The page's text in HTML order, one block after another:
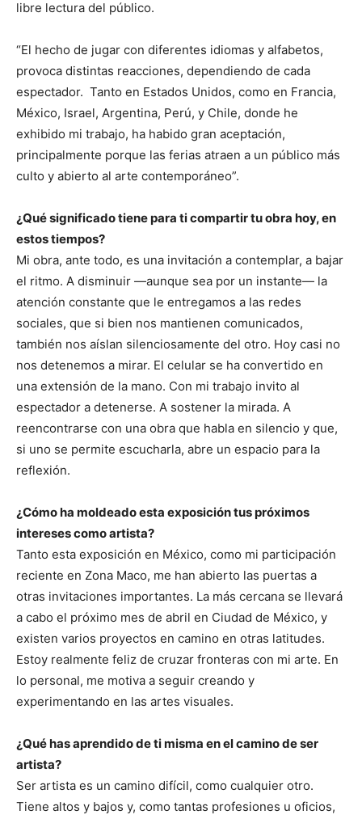
libre lectura del público.
“El hecho de jugar con diferentes idiomas y alfabetos,
provoca distintas reacciones, dependiendo de cada
espectador. Tanto en Estados Unidos, como en Francia,
México, Israel, Argentina, Perú, y Chile, donde he
exhibido mi trabajo, ha habido gran aceptación,
principalmente porque las ferias atraen a un público más
culto y abierto al arte contemporáneo”.
¿Qué significado tiene para ti compartir tu obra hoy, en
estos tiempos?
Mi obra, ante todo, es una invitación a contemplar, a bajar
el ritmo. A disminuir —aunque sea por un instante— la
atención constante que le entregamos a las redes
sociales, que si bien nos mantienen comunicados,
también nos aíslan silenciosamente del otro. Hoy casi no
nos detenemos a mirar. El celular se ha convertido en
una extensión de la mano. Con mi trabajo invito al
espectador a detenerse. A sostener la mirada. A
reencontrarse con una obra que habla en silencio y que,
si uno se permite escucharla, abre un espacio para la
reflexión.
¿Cómo ha moldeado esta exposición tus próximos
intereses como artista?
Tanto esta exposición en México, como mi participación
reciente en Zona Maco, me han abierto las puertas a
otras invitaciones importantes. La más cercana se llevará
a cabo el próximo mes de abril en Ciudad de México, y
existen varios proyectos en camino en otras latitudes.
Estoy realmente feliz de cruzar fronteras con mi arte. En
lo personal, me motiva a seguir creando y
experimentando en las artes visuales.
¿Qué has aprendido de ti misma en el camino de ser
artista?
Ser artista es un camino difícil, como cualquier otro.
Tiene altos y bajos y, como tantas profesiones u oficios,